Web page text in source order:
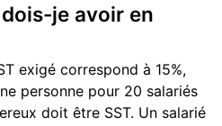
je avoir en
exigé correspond à 15%,
personne pour 20 salariés
doit être SST. Un salarié